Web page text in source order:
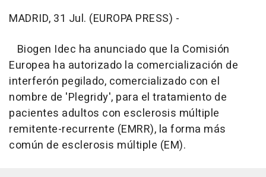
MADRID, 31 Jul. (EUROPA PRESS) -
Biogen Idec ha anunciado que la Comisión
Europea ha autorizado la comercialización de
interferón pegilado, comercializado con el
nombre de 'Plegridy', para el tratamiento de
pacientes adultos con esclerosis múltiple
remitente-recurrente (EMRR), la forma más
común de esclerosis múltiple (EM).